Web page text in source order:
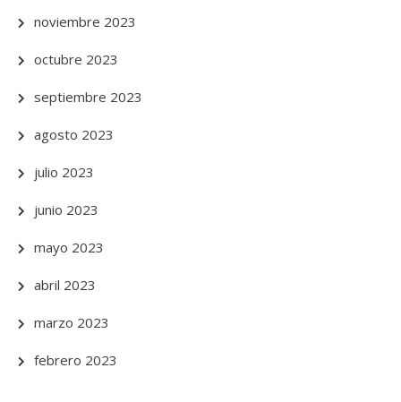
noviembre 2023
octubre 2023
septiembre 2023
agosto 2023
julio 2023
junio 2023
mayo 2023
abril 2023
marzo 2023
febrero 2023